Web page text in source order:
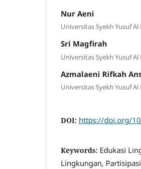
Nur Aeni
Universitas Syekh Yusuf
Sri Magfirah
Universitas Syekh Yusuf
Azmalaeni Rifkah
Universitas Syekh Yusuf
DOI: https://doi.org/
Keywords: Edukasi
Lingkungan,